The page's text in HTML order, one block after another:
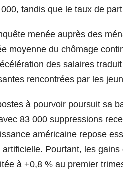
000, tandis que le taux de
menée auprès des
moyenne du chômage
des salaires
rencontrées par les
à pourvoir poursuit sa
83 000 suppressions
américaine repose
artificielle. Pourtant, les
à +0,8 % au premier